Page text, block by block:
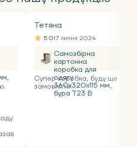
Тетяна
5.017 липня 2024
Самозбірна
картонна
коробка для
одягу
360х320х115 мм,
бура Т23 В
Супер коробка, буду ще
замовляти ...